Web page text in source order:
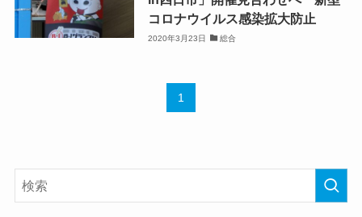
コロナウイルス感染拡大防止
2020年3月23日 総合
1